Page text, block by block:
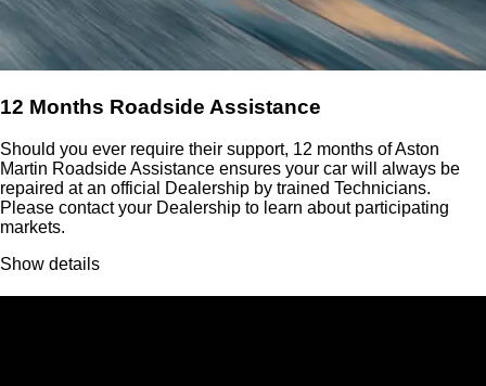
12 Months Roadside Assistance
Should you ever require their support, 12 months of Aston
Martin Roadside Assistance ensures your car will always be
repaired at an official Dealership by trained Technicians.
Please contact your Dealership to learn about participating
markets.
Show details